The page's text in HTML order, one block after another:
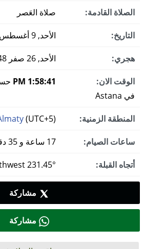
الصلاة القادمة: صلاة العَصر
التاريخ: الأحد, 9 أغسطس 2026 ميلادي
هجري: الأحد, 26 صفر 1448
الوقت الان: 1:58:41 PM
في Astana
المنطقة الزمنية: (UTC+5)
ساعات الصيام:
أتجاه القبلة:
مشاركة
مشاركة